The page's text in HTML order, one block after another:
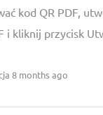
kod QR PDF,
i kliknij przycisk
8 months ago